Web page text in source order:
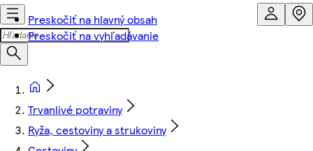
Preskočiť na hlavný obsah
Preskočiť na vyhľadávanie
Trvanlivé potraviny
Ryža, cestoviny a strukoviny